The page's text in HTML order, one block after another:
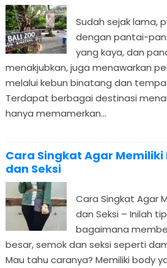
Sudah sejak lama,
dengan pantai-
yang kaya, dan
menakjubkan, juga menawarkan
melalui kebun binatang dan
Terdapat berbagai destinasi
hanya memamerkan...
Cara Singkat Agar Memiliki
dan Seksi
Cara Singkat Agar
dan Seksi – Inilah
bagaimana
besar, semok dan seksi seperti
Mau tahu caranya? Memiliki body